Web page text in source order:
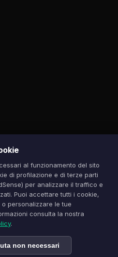
al funzionamento del sito
di profilazione e di terze parti
per analizzare il traffico e
Puoi accettare tutti i cookie,
personalizzare le tue
consulta la nostra
.
non necessari
sito sono di proprietà dei
70 L. 633/1941. Contatti:
Trade SRLS — P.IVA: